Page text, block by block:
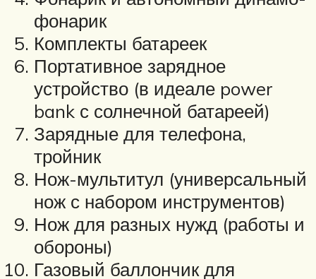
фонарик
Комплекты батареек
Портативное зарядное
устройство (в идеале power
bank с солнечной батареей)
Зарядные для телефона,
тройник
Нож-мультитул (универсальный
нож с набором инструментов)
Нож для разных нужд (работы и
обороны)
Газовый баллончик для